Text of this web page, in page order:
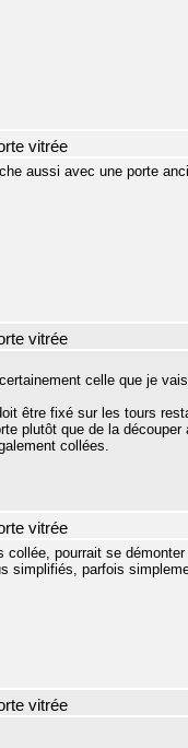
vitrée
aussi avec une porte
vitrée
celle que je
être fixé sur les tours
plutôt que de la
collées.
vitrée
collée, pourrait se
simplifiés, parfois
vitrée